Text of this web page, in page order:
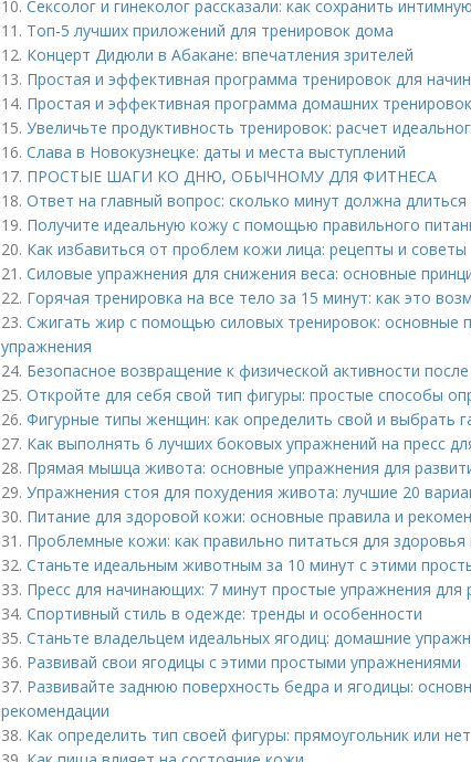
10. Сексолог и гинеколог рассказали: как сохранить
11. Топ-5 лучших приложений для тренировок дома
12. Концерт Дидюли в Абакане: впечатления зрителей
13. Простая и эффективная программа тренировок для
14. Простая и эффективная программа домашних
15. Увеличьте продуктивность тренировок: расчет
16. Слава в Новокузнецке: даты и места выступлений
17. ПРОСТЫЕ ШАГИ КО ДНЮ, ОБЫЧНОМУ ДЛЯ ФИТНЕСА
18. Ответ на главный вопрос: сколько минут должна
19. Получите идеальную кожу с помощью правильного
20. Как избавиться от проблем кожи лица: рецепты и советы
21. Силовые упражнения для снижения веса: основные
22. Горячая тренировка на все тело за 15 минут: как это
23. Сжигать жир с помощью силовых тренировок: основные
упражнения
24. Безопасное возвращение к физической активности
25. Откройте для себя свой тип фигуры: простые способы
26. Фигурные типы женщин: как определить свой и выбрать
27. Как выполнять 6 лучших боковых упражнений на пресс
28. Прямая мышца живота: основные упражнения для
29. Упражнения стоя для похудения живота: лучшие 20
30. Питание для здоровой кожи: основные правила и
31. Проблемные кожи: как правильно питаться для здоровья
32. Станьте идеальным животным за 10 минут с этими
33. Пресс для начинающих: 7 минут простые упражнения
34. Спортивный стиль в одежде: тренды и особенности
35. Станьте владельцем идеальных ягодиц: домашние
36. Развивай свои ягодицы с этими простыми упражнениями
37. Развивайте заднюю поверхность бедра и ягодицы:
рекомендации
38. Как определить тип своей фигуры: прямоугольник или нет